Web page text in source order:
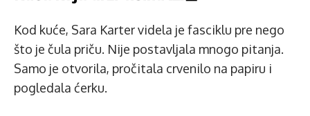
Kod kuće, Sara Karter videla je fasciklu pre nego
što je čula priču. Nije postavljala mnogo pitanja.
Samo je otvorila, pročitala crvenilo na papiru i
pogledala ćerku.